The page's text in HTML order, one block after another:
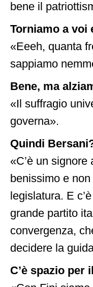
bene il
Torniamo a voi
«Eeeh, quanta
sappiamo
Bene, ma
«Il suffragio
governa».
Quindi
«C’è un
benissimo e
legislatura. E
grande partito
convergenza,
decidere la
C’è spazio per